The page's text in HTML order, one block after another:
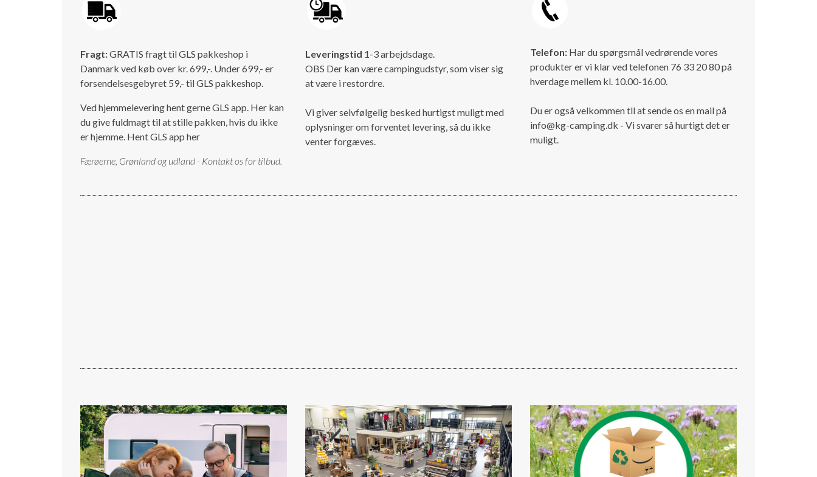
Fragt:GRATIS fragt til GLS pakkeshop i
Danmark ved køb over kr. 699,-. Under 699,- er
forsendelsesgebyret 59,- til GLS pakkeshop.
Ved hjemmelevering hent gerne GLS app. Her kan
du give fuldmagt til at stille pakken, hvis du ikke
er hjemme. Hent GLS app her
Færøerne, Grønland og udland - Kontakt os for tilbud.
Leveringstid 1-3 arbejdsdage.
OBS Der kan være campingudstyr, som viser sig
at være i restordre.
Vi giver selvfølgelig besked hurtigst muligt med
oplysninger om forventet levering, så du ikke
venter forgæves.
Telefon: Har du spørgsmål vedrørende vores
produkter er vi klar ved telefonen 76 33 20 80 på
hverdage mellem kl. 10.00-16.00.
Du er også velkommen tll at sende os en mail på
info@kg-camping.dk - Vi svarer så hurtigt det er
muligt.